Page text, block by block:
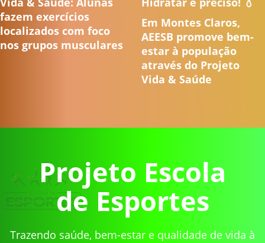
fazem exercícios
localizados com foco
nos grupos musculares
Em Montes Claros,
AEESB promove bem-
estar à população
através do Projeto
Vida & Saúde
Projeto Escola
de Esportes
Trazendo saúde, bem-estar e qualidade de vida à